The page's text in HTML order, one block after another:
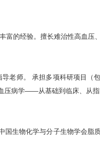
富的经验。擅长难治性高血压
老师。 承担多项科研项目（
压病学——从基础到临床、从
国生物化学与分子生物学会脂